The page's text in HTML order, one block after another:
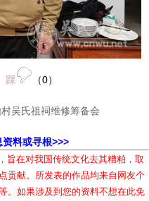
踩 （0）
吴氏祖祠维修筹备会
料或寻根>>>
旨在对我国传统文化去其糟粕，取
贡献。所发表的作品均来自网友个
。如果涉及到您的资料不想在此免